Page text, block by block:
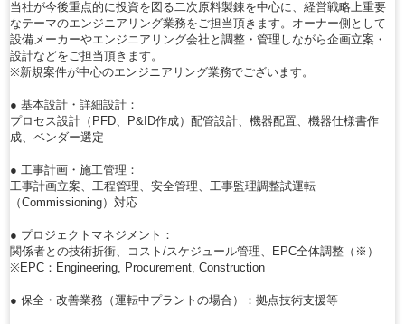
当社が今後重点的に投資を図る二次原料製錬を中心に、経営戦略上重要
なテーマのエンジニアリング業務をご担当頂きます。オーナー側として
設備メーカーやエンジニアリング会社と調整・管理しながら企画立案・
設計などをご担当頂きます。
※新規案件が中心のエンジニアリング業務でございます。
● 基本設計・詳細設計：
プロセス設計（PFD、P&ID作成）配管設計、機器配置、機器仕様書作
成、ベンダー選定
● 工事計画・施工管理：
工事計画立案、工程管理、安全管理、工事監理調整試運転
（Commissioning）対応
● プロジェクトマネジメント：
関係者との技術折衝、コスト/スケジュール管理、EPC全体調整（※）
※EPC：Engineering, Procurement, Construction
● 保全・改善業務（運転中プラントの場合）：拠点技術支援等